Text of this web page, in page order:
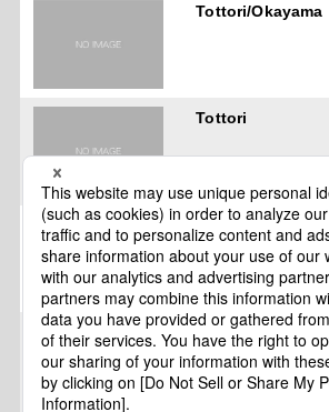
Tottori/Okayama
Tottori
Tottori
Tottori